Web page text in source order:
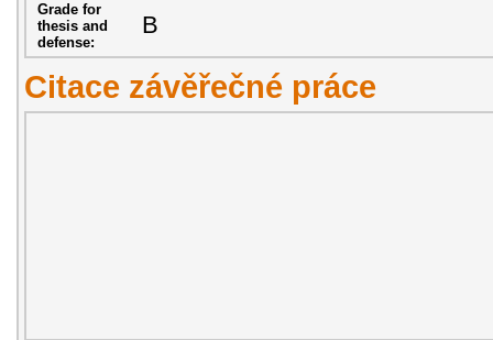
Grade for
thesis and
defense:
B
Citace závěřečné práce